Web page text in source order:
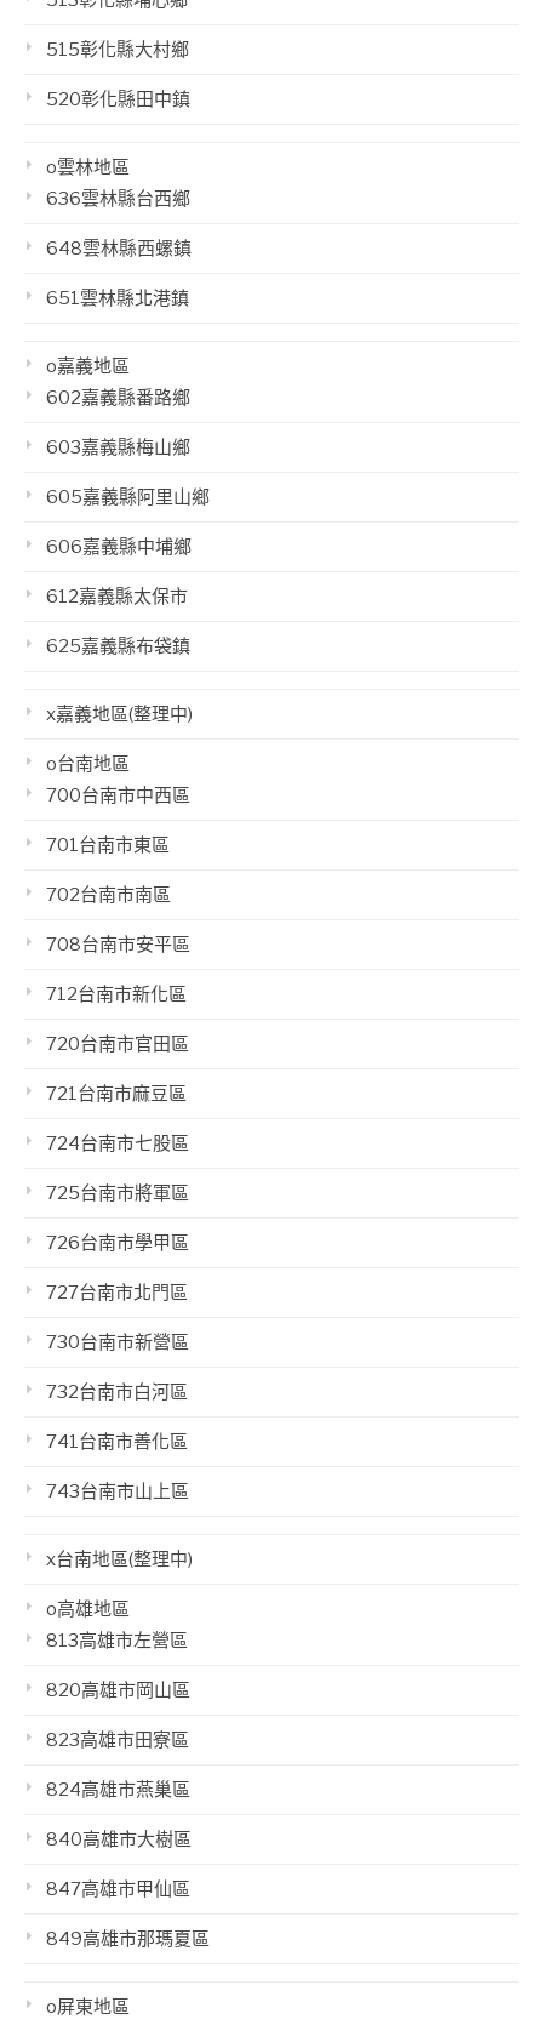
515彰化縣大村鄉
520彰化縣田中鎮
o雲林地區
636雲林縣台西鄉
648雲林縣西螺鎮
651雲林縣北港鎮
o嘉義地區
602嘉義縣番路鄉
603嘉義縣梅山鄉
605嘉義縣阿里山鄉
606嘉義縣中埔鄉
612嘉義縣太保市
625嘉義縣布袋鎮
x嘉義地區(整理中)
o台南地區
700台南市中西區
701台南市東區
702台南市南區
708台南市安平區
712台南市新化區
720台南市官田區
721台南市麻豆區
724台南市七股區
725台南市將軍區
726台南市學甲區
727台南市北門區
730台南市新營區
732台南市白河區
741台南市善化區
743台南市山上區
x台南地區(整理中)
o高雄地區
813高雄市左營區
820高雄市岡山區
823高雄市田寮區
824高雄市燕巢區
840高雄市大樹區
847高雄市甲仙區
849高雄市那瑪夏區
o屏東地區